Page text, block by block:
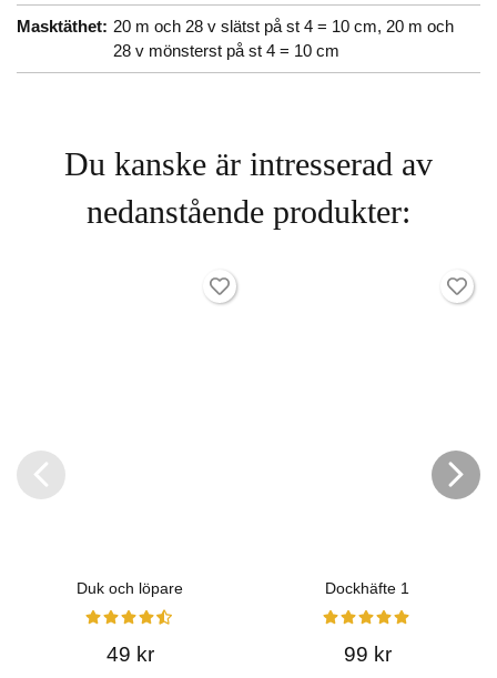
Masktäthet: 20 m och 28 v slätst på st 4 = 10 cm, 20 m och
28 v mönsterst på st 4 = 10 cm
Du kanske är intresserad av
nedanstående produkter:
Duk och löpare
49 kr
Dockhäfte 1
99 kr